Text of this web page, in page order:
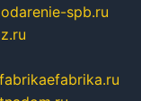
spb.ru